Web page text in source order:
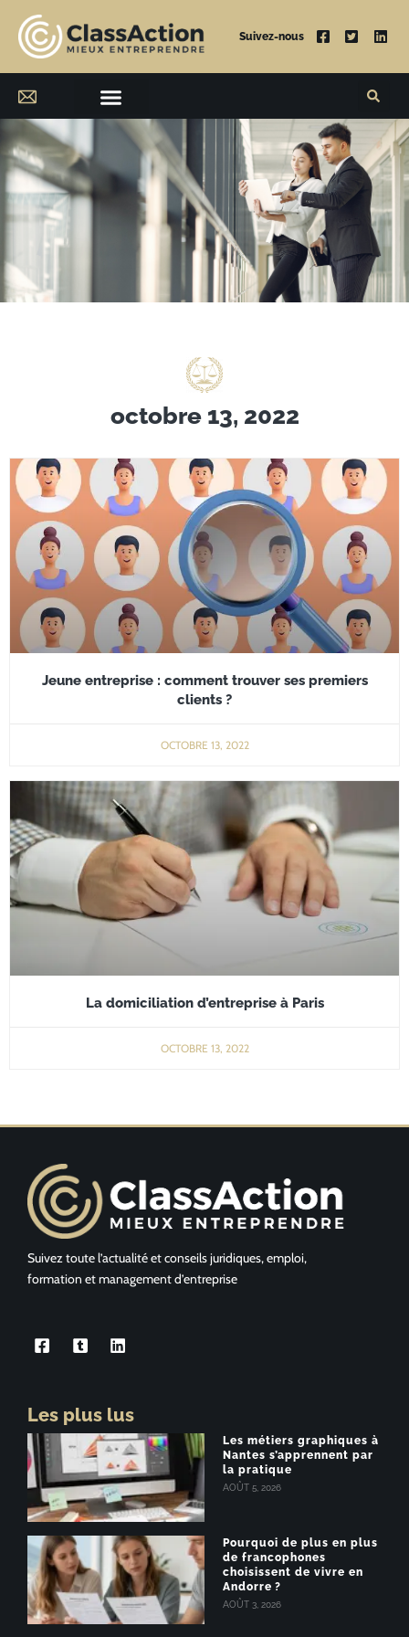
Suivez-nous
octobre 13, 2022
Jeune entreprise : comment trouver ses premiers
clients ?
OCTOBRE 13, 2022
La domiciliation d’entreprise à Paris
OCTOBRE 13, 2022
Suivez toute l’actualité et conseils juridiques, emploi,
formation et management d’entreprise
Les plus lus
Les métiers graphiques à
Nantes s’apprennent par
la pratique
AOÛT 5, 2026
Pourquoi de plus en plus
de francophones
choisissent de vivre en
Andorre ?
AOÛT 3, 2026